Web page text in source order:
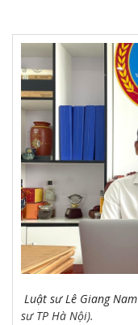
Luật sư Lê Giang Nam
sư TP Hà Nội).